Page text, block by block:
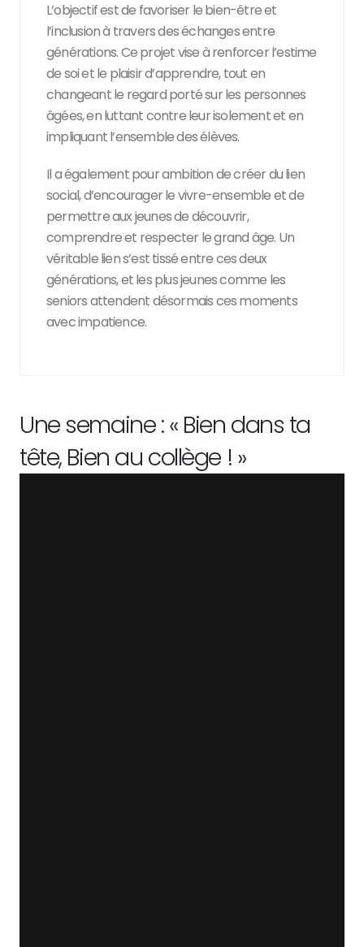
L’objectif est de favoriser le bien-être et
l’inclusion à travers des échanges entre
générations. Ce projet vise à renforcer l’estime
de soi et le plaisir d’apprendre, tout en
changeant le regard porté sur les personnes
âgées, en luttant contre leur isolement et en
impliquant l’ensemble des élèves.
Il a également pour ambition de créer du lien
social, d’encourager le vivre-ensemble et de
permettre aux jeunes de découvrir,
comprendre et respecter le grand âge. Un
véritable lien s’est tissé entre ces deux
générations, et les plus jeunes comme les
seniors attendent désormais ces moments
avec impatience.
Une semaine : « Bien dans ta
tête, Bien au collège ! »